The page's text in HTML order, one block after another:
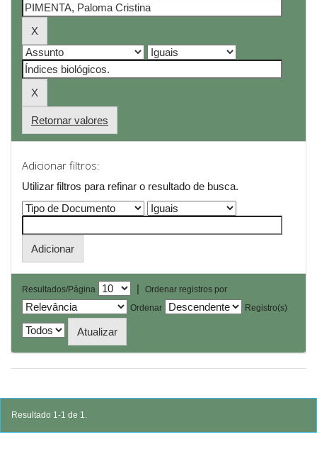
Retornar valores
Adicionar filtros:
Utilizar filtros para refinar o resultado de busca.
Resultados/Página |
Ordenar registros por
Ordenar
Registro(s)
Resultado 1-1 de 1.